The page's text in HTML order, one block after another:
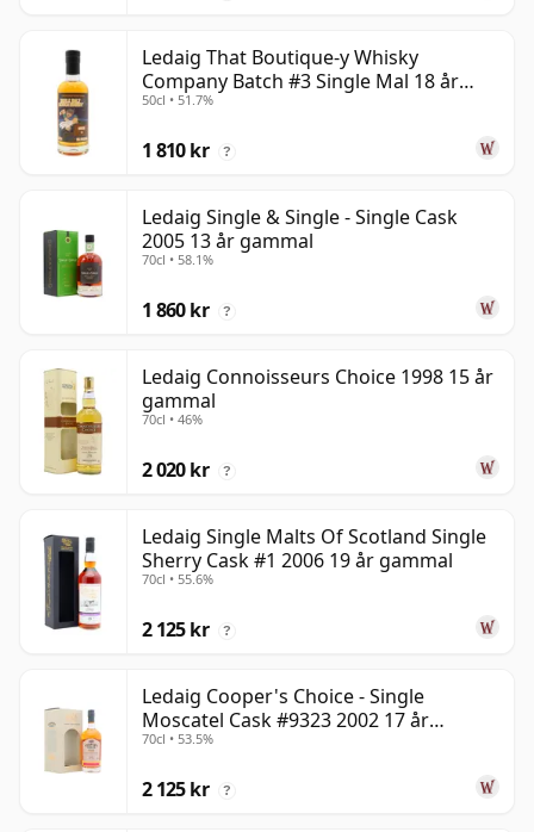
Ledaig That Boutique-y Whisky
Company Batch #3 Single Mal 18 år
gammal
50cl • 51.7%
1 810 kr ?
Ledaig Single & Single - Single Cask
2005 13 år gammal
70cl • 58.1%
1 860 kr ?
Ledaig Connoisseurs Choice 1998 15 år
gammal
70cl • 46%
2 020 kr ?
Ledaig Single Malts Of Scotland Single
Sherry Cask #1 2006 19 år gammal
70cl • 55.6%
2 125 kr ?
Ledaig Cooper's Choice - Single
Moscatel Cask #9323 2002 17 år
gammal
70cl • 53.5%
2 125 kr ?